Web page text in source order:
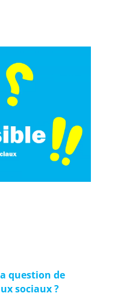
question de
sociaux ?